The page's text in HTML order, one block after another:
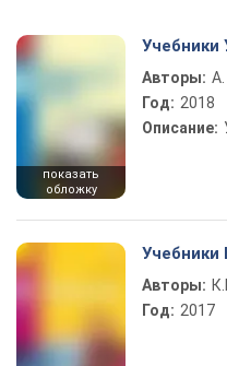
показать
обложку
Учебники
Авторы: А.
Год: 2018
Описание:
Учебники
Авторы:
Год: 2017